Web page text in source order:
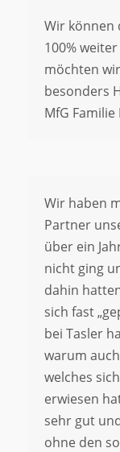
Wir können
100%
möchten
besonders
MfG Familie
Wir haben
Partner
über ein
nicht ging
dahin
sich fast
bei Tasler
warum
welches
erwiesen
sehr gut
ohne den